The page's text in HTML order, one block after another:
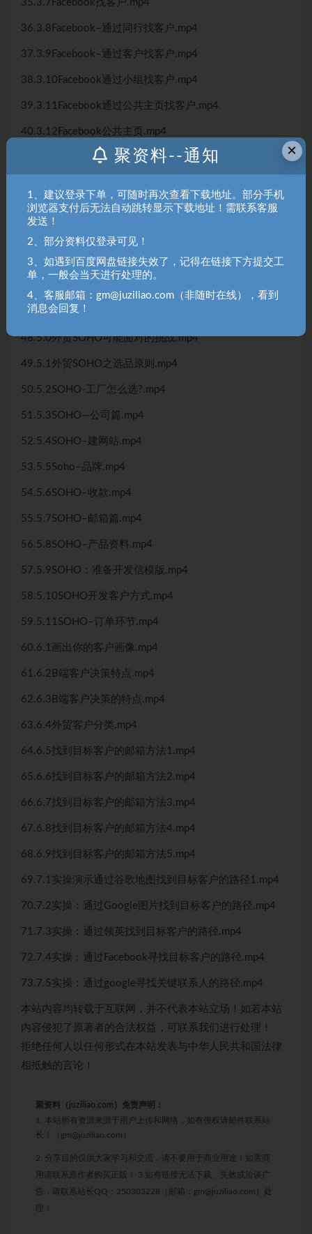
35.3.7Facebook找客户.mp4
36.3.8Facebook–通过同行找客户.mp4
37.3.9Facebook–通过客户找客户.mp4
38.3.10Facebook通过小组找客户.mp4
39.3.11Facebook通过公共主页找客户.mp4
40.3.12Facebook公共主页.mp4
41.4.0搜索关键词的方法之一.mp4
43.4.2客户背景调查实操步骤1.mp4
44.4.3客户背景调查实操步骤2.mp4
45.4.4客户背景调查：搜集内容.mp4
47.4.6客户跟进记录.mp4
48.5.0外贸SOHO可能面对的挑战.mp4
49.5.1外贸SOHO之选品原则.mp4
50.5.2SOHO-工厂怎么选?.mp4
51.5.3SOHO—公司篇.mp4
52.5.4SOHO–建网站.mp4
53.5.5Soho–品牌.mp4
54.5.6SOHO–收款.mp4
55.5.7SOHO–邮箱篇.mp4
56.5.8SOHO–产品资料.mp4
57.5.9SOHO：准备开发信模版.mp4
58.5.10SOHO开发客户方式.mp4
59.5.11SOHO–订单环节.mp4
60.6.1画出你的客户画像.mp4
61.6.2B端客户决策特点.mp4
62.6.3B端客户决策的特点.mp4
63.6.4外贸客户分类.mp4
64.6.5找到目标客户的邮箱方法1.mp4
65.6.6找到目标客户的邮箱方法2.mp4
66.6.7找到目标客户的邮箱方法3.mp4
67.6.8找到目标客户的邮箱方法4.mp4
68.6.9找到目标客户的邮箱方法5.mp4
69.7.1实操演示通过谷歌地图找到目标客户的路径1.mp4
70.7.2实操：通过Google图片找到目标客户的路径.mp4
71.7.3实操：通过领英找到目标客户的路径.mp4
72.7.4实操：通过Facebook寻找目标客户的路径.mp4
73.7.5实操：通过google寻找关键联系人的路径.mp4
本站内容均转载于互联网，并不代表本站立场！如若本站
内容侵犯了原著者的合法权益，可联系我们进行处理！
拒绝任何人以任何形式在本站发表与中华人民共和国法律
相抵触的言论！
聚资料（juziliao.com）免责声明：
1. 本站所有资源来源于用户上传和网络，如有侵权请邮件联系站
长！（gm@juziliao.com）
2. 分享目的仅供大家学习和交流，请不要用于商业用途！如需商
用请联系原作者购买正版！ 3.如有链接无法下载、失效或洽谈广
告，请联系站长QQ：250303228（邮箱：gm@juziliao.com）处
×
聚资料--通知
1、建议登录下单，可随时再次查看下载地址。部分手机
浏览器支付后无法自动跳转显示下载地址！需联系客服
发送！
2、部分资料仅登录可见！
3、如遇到百度网盘链接失效了，记得在链接下方提交工
单，一般会当天进行处理的。
4、客服邮箱：gm@juziliao.com（非随时在线），看到
消息会回复！